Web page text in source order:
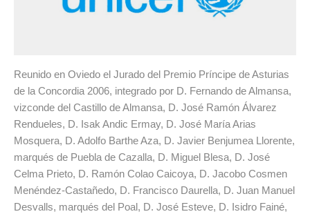
Reunido en Oviedo el Jurado del Premio Príncipe de Asturias
de la Concordia 2006, integrado por D. Fernando de Almansa,
vizconde del Castillo de Almansa, D. José Ramón Álvarez
Rendueles, D. Isak Andic Ermay, D. José María Arias
Mosquera, D. Adolfo Barthe Aza, D. Javier Benjumea Llorente,
marqués de Puebla de Cazalla, D. Miguel Blesa, D. José
Celma Prieto, D. Ramón Colao Caicoya, D. Jacobo Cosmen
Menéndez-Castañedo, D. Francisco Daurella, D. Juan Manuel
Desvalls, marqués del Poal, D. José Esteve, D. Isidro Fainé,